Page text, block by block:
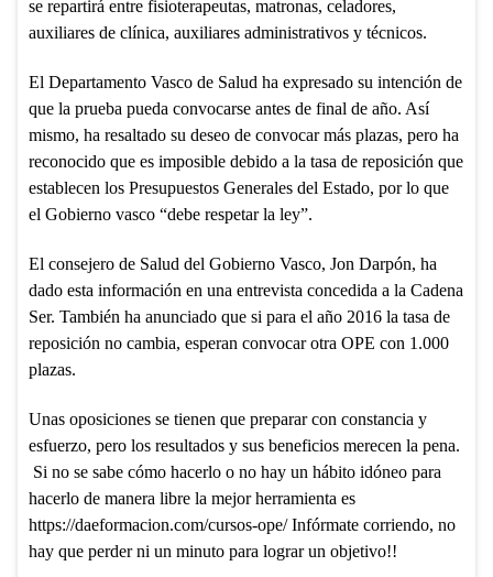
se repartirá entre fisioterapeutas, matronas, celadores,
auxiliares de clínica, auxiliares administrativos y técnicos.
El Departamento Vasco de Salud ha expresado su intención de
que la prueba pueda convocarse antes de final de año. Así
mismo, ha resaltado su deseo de convocar más plazas, pero ha
reconocido que es imposible debido a la tasa de reposición que
establecen los Presupuestos Generales del Estado, por lo que
el Gobierno vasco “debe respetar la ley”.
El consejero de Salud del Gobierno Vasco, Jon Darpón, ha
dado esta información en una entrevista concedida a la Cadena
Ser. También ha anunciado que si para el año 2016 la tasa de
reposición no cambia, esperan convocar otra OPE con 1.000
plazas.
Unas oposiciones se tienen que preparar con constancia y
esfuerzo, pero los resultados y sus beneficios merecen la pena.
Si no se sabe cómo hacerlo o no hay un hábito idóneo para
hacerlo de manera libre la mejor herramienta es
https://daeformacion.com/cursos-ope/ Infórmate corriendo, no
hay que perder ni un minuto para lograr un objetivo!!